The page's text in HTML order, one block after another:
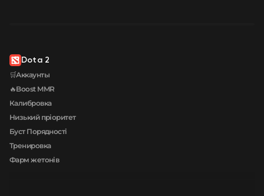
Dota 2
🛒Аккаунты
🔥Boost MMR
Калибровка
Низький пріоритет
Буст Порядності
Тренировка
Фарм жетонів